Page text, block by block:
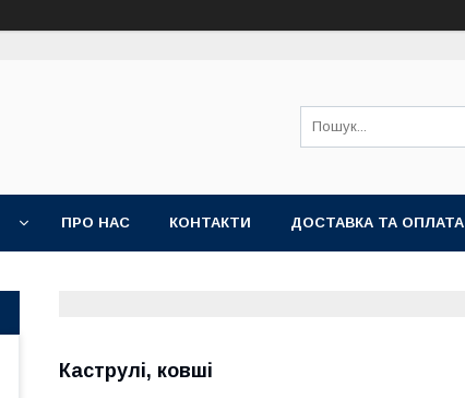
ПРО НАС КОНТАКТИ ДОСТАВКА ТА ОПЛАТА
Каструлі, ковші